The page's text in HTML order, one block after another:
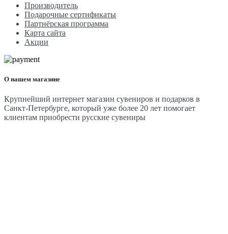
Производитель
Подарочные сертификаты
Партнёрская программа
Карта сайта
Акции
О нашем магазине
Крупнейший интернет магазин сувениров и подарков в
Санкт-Петербурге, который уже более 20 лет помогает
клиентам приобрести русские сувениры